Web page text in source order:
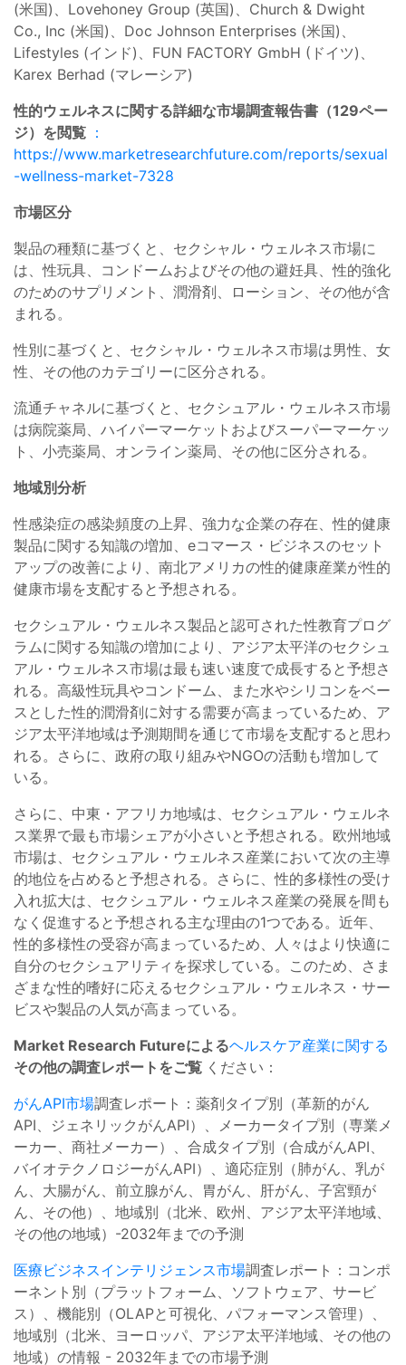
(米国)、Lovehoney Group (英国)、Church & Dwight
Co., Inc (米国)、Doc Johnson Enterprises (米国)、
Lifestyles (インド)、FUN FACTORY GmbH (ドイツ)、
Karex Berhad (マレーシア)
性的ウェルネスに関する詳細な市場調査報告書（129ペー
ジ）を閲覧 ：
https://www.marketresearchfuture.com/reports/sexual
-wellness-market-7328
市場区分
製品の種類に基づくと、セクシャル・ウェルネス市場に
は、性玩具、コンドームおよびその他の避妊具、性的強化
のためのサプリメント、潤滑剤、ローション、その他が含
まれる。
性別に基づくと、セクシャル・ウェルネス市場は男性、女
性、その他のカテゴリーに区分される。
流通チャネルに基づくと、セクシュアル・ウェルネス市場
は病院薬局、ハイパーマーケットおよびスーパーマーケッ
ト、小売薬局、オンライン薬局、その他に区分される。
地域別分析
性感染症の感染頻度の上昇、強力な企業の存在、性的健康
製品に関する知識の増加、eコマース・ビジネスのセット
アップの改善により、南北アメリカの性的健康産業が性的
健康市場を支配すると予想される。
セクシュアル・ウェルネス製品と認可された性教育プログ
ラムに関する知識の増加により、アジア太平洋のセクシュ
アル・ウェルネス市場は最も速い速度で成長すると予想さ
れる。高級性玩具やコンドーム、また水やシリコンをベー
スとした性的潤滑剤に対する需要が高まっているため、ア
ジア太平洋地域は予測期間を通じて市場を支配すると思わ
れる。さらに、政府の取り組みやNGOの活動も増加して
いる。
さらに、中東・アフリカ地域は、セクシュアル・ウェルネ
ス業界で最も市場シェアが小さいと予想される。欧州地域
市場は、セクシュアル・ウェルネス産業において次の主導
的地位を占めると予想される。さらに、性的多様性の受け
入れ拡大は、セクシュアル・ウェルネス産業の発展を間も
なく促進すると予想される主な理由の1つである。近年、
性的多様性の受容が高まっているため、人々はより快適に
自分のセクシュアリティを探求している。このため、さま
ざまな性的嗜好に応えるセクシュアル・ウェルネス・サー
ビスや製品の人気が高まっている。
Market Research Futureによるヘルスケア産業に関する
その他の調査レポートをご覧 ください：
がんAPI市場調査レポート：薬剤タイプ別（革新的がん
API、ジェネリックがんAPI）、メーカータイプ別（専業メ
ーカー、商社メーカー）、合成タイプ別（合成がんAPI、
バイオテクノロジーがんAPI）、適応症別（肺がん、乳が
ん、大腸がん、前立腺がん、胃がん、肝がん、子宮頸が
ん、その他）、地域別（北米、欧州、アジア太平洋地域、
その他の地域）-2032年までの予測
医療ビジネスインテリジェンス市場調査レポート：コンポ
ーネント別（プラットフォーム、ソフトウェア、サービ
ス）、機能別（OLAPと可視化、パフォーマンス管理）、
地域別（北米、ヨーロッパ、アジア太平洋地域、その他の
地域）の情報 - 2032年までの市場予測